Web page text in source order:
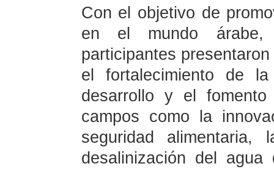
Con el objetivo de
en el mundo árabe,
participantes
el fortalecimiento de
desarrollo y el
campos como la
seguridad
desalinización del